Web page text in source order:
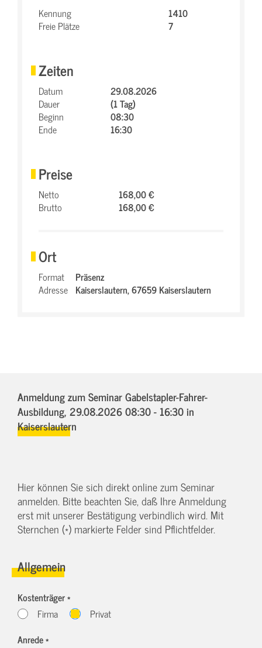
Kennung
1410
Freie Plätze
7
Zeiten
Datum
29.08.2026
Dauer
(1 Tag)
Beginn
08:30
Ende
16:30
Preise
Netto
168,00 €
Brutto
168,00 €
Ort
Format
Präsenz
Adresse Kaiserslautern,67659 Kaiserslautern
Anmeldung zum Seminar Gabelstapler-Fahrer-
Ausbildung, 29.08.2026 08:30 - 16:30in
Kaiserslautern
Hier können Sie sich direkt online zum Seminar
anmelden. Bitte beachten Sie, daß Ihre Anmeldung
erst mit unserer Bestätigung verbindlich wird. Mit
Sternchen (*) markierte Felder sind Pflichtfelder.
Allgemein
Kostenträger *
Firma
Privat
Anrede *